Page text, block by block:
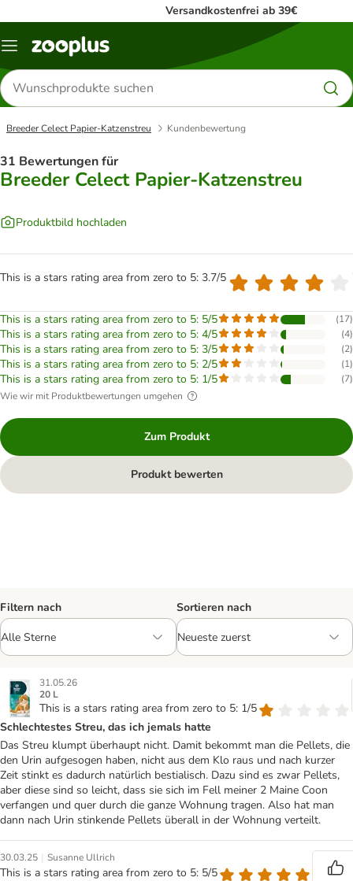
Versandkostenfrei ab 39€
Menü
Produkte
suchen
Breeder Celect Papier-Katzenstreu Kundenbewertung
31 Bewertungen für
Breeder Celect Papier-Katzenstreu
Produktbild hochladen
This is a stars rating area from zero to 5: 3.7/5
This is a stars rating area from zero to 5: 5/5 (17)
This is a stars rating area from zero to 5: 4/5 (4)
This is a stars rating area from zero to 5: 3/5 (2)
This is a stars rating area from zero to 5: 2/5 (1)
This is a stars rating area from zero to 5: 1/5 (7)
Wie wir mit Produktbewertungen umgehen
Zum Produkt
Produkt bewerten
Filtern nach Sortieren nach
31.05.26
20 L
This is a stars rating area from zero to 5: 1/5
Schlechtestes Streu, das ich jemals hatte
Das Streu klumpt überhaupt nicht. Damit bekommt man die Pellets, die
den Urin aufgesogen haben, nicht aus dem Klo raus und nach kurzer
Zeit stinkt es dadurch natürlich bestialisch. Dazu sind es zwar Pellets,
aber diese sind so leicht, dass sie sich im Fell meiner 2 Maine Coon
verfangen und quer durch die ganze Wohnung tragen. Also hat man
dann nach Urin stinkende Pellets überall in der Wohnung verteilt.
30.03.25 | Susanne Ullrich
This is a stars rating area from zero to 5: 5/5